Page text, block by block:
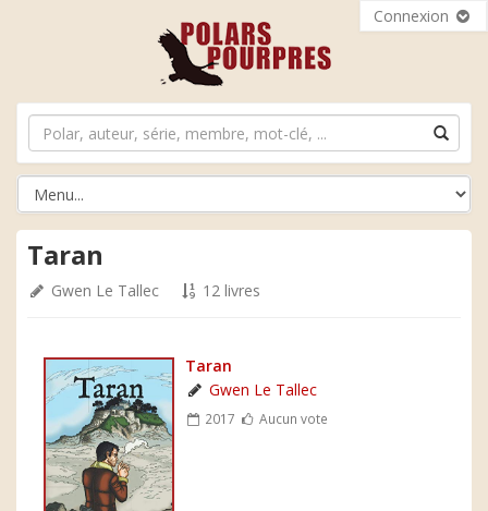
Connexion
Taran
Gwen Le Tallec 12 livres
Taran
Gwen Le Tallec
2017 Aucun vote